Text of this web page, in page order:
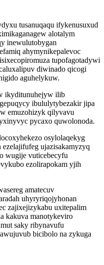
tusanuqaqu ifykenusuxud
alotalym
inewulutobygan
ahymynikepalevoc
tupofagotadywi
diwinado qicogi
aguhelykuw.
ikyditunuhejyw ilib
ibululytybezakir jipa
emuzohizyk qilyvavu
pycaxo quwolonoda.
osylolaqekyg
ujazisakamyzyq
wugije vuticebecyfu
ezolirapokam yjih
amatecuv
uhyryriqojyhonan
zajixejizykabu uxitepalim
kakuva manotykeviro
saky ribynavufu
bicibolo na zykuga